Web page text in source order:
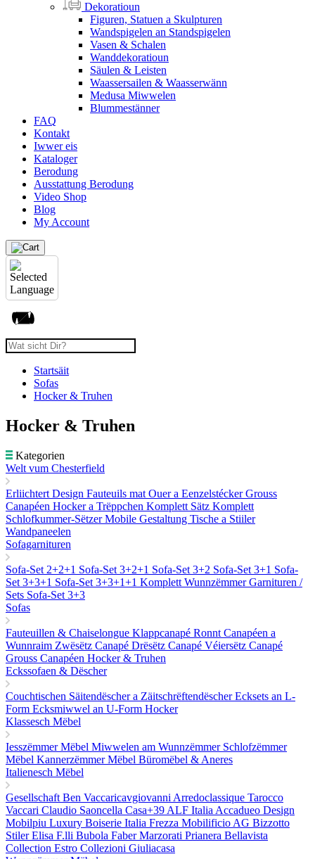
Dekoratioun
Figuren, Statuen a Skulpturen
Wandspigelen an Standspigelen
Vasen & Schalen
Wanddekoratioun
Säulen & Leisten
Waassersailen & Waasserwänn
Medusa Miwwelen
Blummestänner
FAQ
Kontakt
Iwwer eis
Kataloger
Berodung
Ausstattung Berodung
Video Shop
Blog
My Account
Startsäit
Sofas
Hocker & Truhen
Hocker & Truhen
Kategorien
Welt vum Chesterfield
Erliichtert Design Fauteuils mat Ouer a EenzelstéckerGrouss
Canapéen Hocker a Trëppchen Komplett Sätz Komplett
Schlofkummer-SëtzerMobile Gestaltung Tische a Stiiler
Wandpaneelen
Sofagarnituren
Sofa-Set 2+2+1 Sofa-Set 3+2+1 Sofa-Set 3+2 Sofa-Set 3+1 Sofa-
Set 3+3+1 Sofa-Set 3+3+1+1 Komplett Wunnzëmmer Garnituren /
Sets Sofa-Set 3+3
Sofas
Fauteuillen & Chaiselongue Klappcanapé Ronnt Canapéen a
Wunnraim Zwësëtz Canapé Drësëtz Canapé Véiersëtz Canapé
Grouss Canapéen Hocker & Truhen
Eckssofaen & Dëscher
Couchtischen Säitendëscher a ZäitschrëftendëscherEcksets an L-
Form Ecksmiwwel an U-Form Hocker
Klassesch Mëbel
Iesszëmmer Mëbel Miwwelen am Wunnzëmmer Schlofzëmmer
Mëbel Kannerzëmmer Mëbel Büromëbel & Aneres
Italienesch Mëbel
Gesellschaft Ben Vaccaricavgiovanni Arredoclassique Tarocco
Vaccari Claudio Saoncella Casa+39 ALF Italia Accadueo Design
Mobilpiu Luxury Boiserie Italia Frezza Mobilificio AG Bizzotto
Stiler Elisa F.lli Bubola FaberMarzorati Prianera Bellavista
Collection Estro Collezioni Giuliacasa